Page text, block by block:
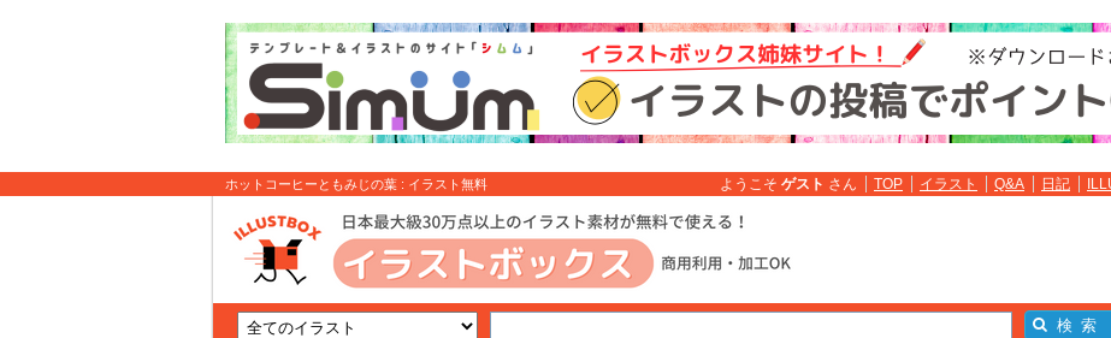
ホットコーヒーともみじの葉 : イラスト無料 ようこそ ゲスト さん TOP イラスト Q&A 日記